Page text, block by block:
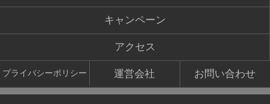
キャンペーン
アクセス
プライバシーポリシー 運営会社 お問い合わせ